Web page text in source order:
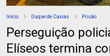
Início Duque de Caxias Prisão
Perseguição
Elíseos termina